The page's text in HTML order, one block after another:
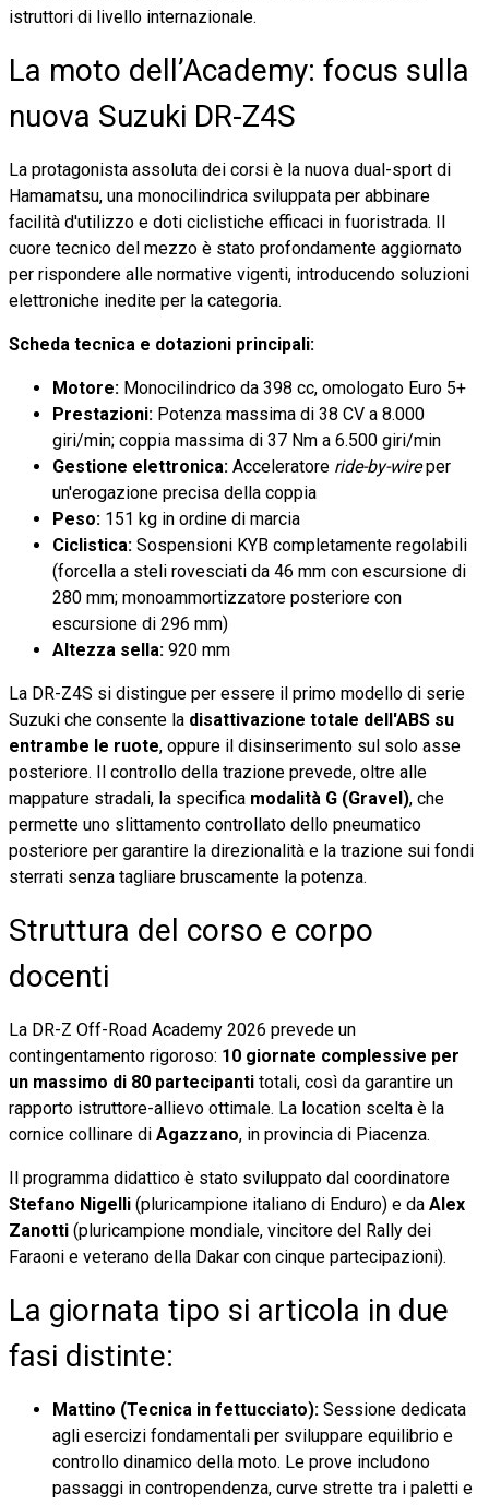
istruttori di livello internazionale.
La moto dell’Academy: focus sulla
nuova Suzuki DR-Z4S
La protagonista assoluta dei corsi è la nuova dual-sport di
Hamamatsu, una monocilindrica sviluppata per abbinare
facilità d'utilizzo e doti ciclistiche efficaci in fuoristrada. Il
cuore tecnico del mezzo è stato profondamente aggiornato
per rispondere alle normative vigenti, introducendo soluzioni
elettroniche inedite per la categoria.
Scheda tecnica e dotazioni principali:
Motore: Monocilindrico da 398 cc, omologato Euro 5+
Prestazioni: Potenza massima di 38 CV a 8.000
giri/min; coppia massima di 37 Nm a 6.500 giri/min
Gestione elettronica: Acceleratore ride-by-wireper
un'erogazione precisa della coppia
Peso: 151 kg in ordine di marcia
Ciclistica: Sospensioni KYB completamente regolabili
(forcella a steli rovesciati da 46 mm con escursione di
280 mm; monoammortizzatore posteriore con
escursione di 296 mm)
Altezza sella: 920 mm
La DR-Z4S si distingue per essere il primo modello di serie
Suzuki che consente la disattivazione totale dell'ABS su
entrambe le ruote, oppure il disinserimento sul solo asse
posteriore. Il controllo della trazione prevede, oltre alle
mappature stradali, la specifica modalità G (Gravel), che
permette uno slittamento controllato dello pneumatico
posteriore per garantire la direzionalità e la trazione sui fondi
sterrati senza tagliare bruscamente la potenza.
Struttura del corso e corpo
docenti
La DR-Z Off-Road Academy 2026 prevede un
contingentamento rigoroso: 10 giornate complessive per
un massimo di 80 partecipanti totali, così da garantire un
rapporto istruttore-allievo ottimale. La location scelta è la
cornice collinare di Agazzano, in provincia di Piacenza.
Il programma didattico è stato sviluppato dal coordinatore
Stefano Nigelli (pluricampione italiano di Enduro) e da Alex
Zanotti (pluricampione mondiale, vincitore del Rally dei
Faraoni e veterano della Dakar con cinque partecipazioni).
La giornata tipo si articola in due
fasi distinte:
Mattino (Tecnica in fettucciato): Sessione dedicata
agli esercizi fondamentali per sviluppare equilibrio e
controllo dinamico della moto. Le prove includono
passaggi in contropendenza, curve strette tra i paletti e